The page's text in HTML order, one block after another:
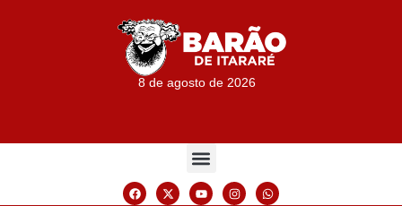
8 de agosto de 2026